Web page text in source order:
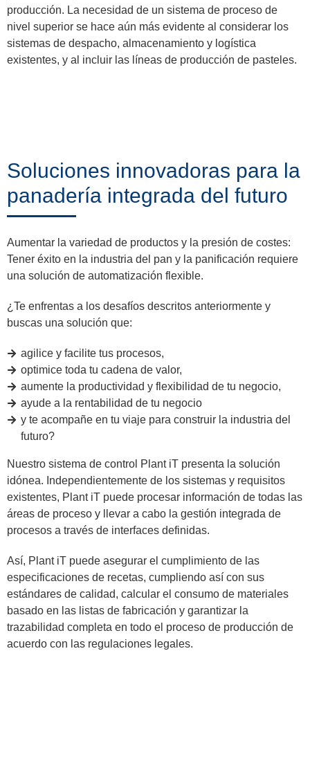
producción. La necesidad de un sistema de proceso de
nivel superior se hace aún más evidente al considerar los
sistemas de despacho, almacenamiento y logística
existentes, y al incluir las líneas de producción de pasteles.
Soluciones innovadoras para la
panadería integrada del futuro
Aumentar la variedad de productos y la presión de costes:
Tener éxito en la industria del pan y la panificación requiere
una solución de automatización flexible.
¿Te enfrentas a los desafíos descritos anteriormente y
buscas una solución que:
agilice y facilite tus procesos,
optimice toda tu cadena de valor,
aumente la productividad y flexibilidad de tu negocio,
ayude a la rentabilidad de tu negocio
y te acompañe en tu viaje para construir la industria del
futuro?
Nuestro sistema de control Plant iT presenta la solución
idónea. Independientemente de los sistemas y requisitos
existentes, Plant iT puede procesar información de todas las
áreas de proceso y llevar a cabo la gestión integrada de
procesos a través de interfaces definidas.
Así, Plant iT puede asegurar el cumplimiento de las
especificaciones de recetas, cumpliendo así con sus
estándares de calidad, calcular el consumo de materiales
basado en las listas de fabricación y garantizar la
trazabilidad completa en todo el proceso de producción de
acuerdo con las regulaciones legales.